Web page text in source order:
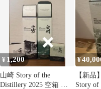
2026 化粧箱入 [ ウイス
キー 日本 700ml ]
¥ 1,200
山崎 Story of the
Distillery 2025 空箱 冊
¥
【新品
Story of